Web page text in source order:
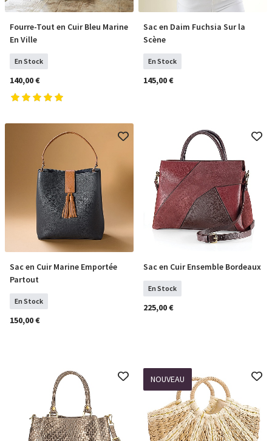
COMMANDER
Fourre-Tout en Cuir Bleu Marine
En Ville
En Stock
140,00 €
COMMANDER
Sac en Daim Fuchsia Sur la
Scène
En Stock
145,00 €
COMMANDER
Sac en Cuir Marine Emportée
Partout
En Stock
150,00 €
COMMANDER
Sac en Cuir Ensemble Bordeaux
En Stock
225,00 €
NOUVEAU